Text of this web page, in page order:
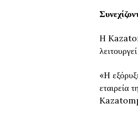
Η
«Η
εταιρεία